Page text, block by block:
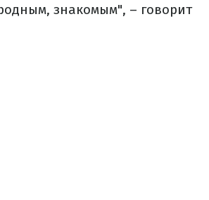
знакомым", – говорит